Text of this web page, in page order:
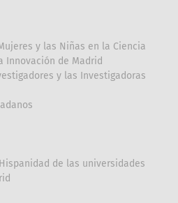
y las Niñas en la Ciencia
Innovación de Madrid
y las Investigadoras
de las universidades